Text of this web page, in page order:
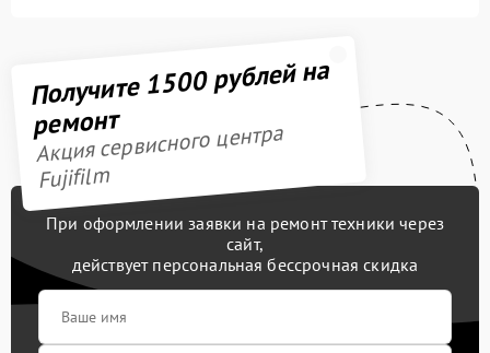
Получите 1500 рублей на
ремонт
Акция сервисного центра
Fujifilm
При оформлении заявки на ремонт техники через
сайт,
действует персональная бессрочная скидка